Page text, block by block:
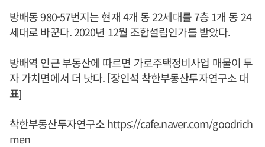
방배동 980-57번지는 현재 4개 동 22세대를 7층 1개 동 24
세대로 바꾼다. 2020년 12월 조합설립인가를 받았다.
방배역 인근 부동산에 따르면 가로주택정비사업 매물이 투
자 가치면에서 더 낫다. [장인석 착한부동산투자연구소 대
표]
착한부동산투자연구소https://cafe.naver.com/goodrich
men